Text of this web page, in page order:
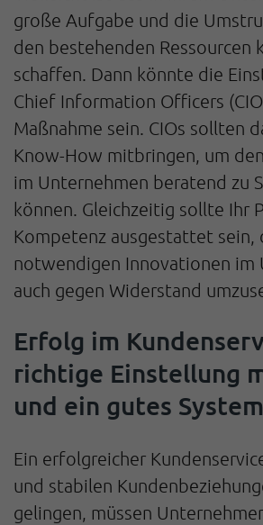
große Aufgabe und die
den bestehenden Ressourcen
schaffen. Dann könnte die
Chief Information Officers
Maßnahme sein. CIOs sollten
Know-How mitbringen, um
im Unternehmen beratend zu
können. Gleichzeitig sollte Ihr
Kompetenz ausgestattet sein,
notwendigen Innovationen im
auch gegen Widerstand
Erfolg im
richtige Einstellung
und ein gutes
Ein erfolgreicher
und stabilen
gelingen, müssen